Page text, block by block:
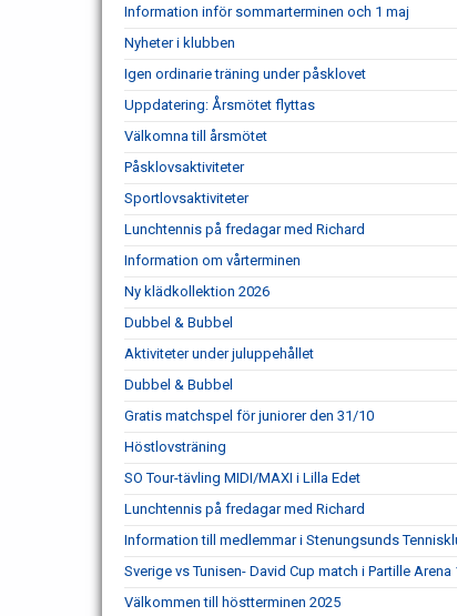
Information inför sommarterminen och 1 maj
Nyheter i klubben
Igen ordinarie träning under påsklovet
Uppdatering: Årsmötet flyttas
Välkomna till årsmötet
Påsklovsaktiviteter
Sportlovsaktiviteter
Lunchtennis på fredagar med Richard
Information om vårterminen
Ny klädkollektion 2026
Dubbel & Bubbel
Aktiviteter under juluppehållet
Dubbel & Bubbel
Gratis matchspel för juniorer den 31/10
Höstlovsträning
SO Tour-tävling MIDI/MAXI i Lilla Edet
Lunchtennis på fredagar med Richard
Information till medlemmar i Stenungsunds
Sverige vs Tunisen- David Cup match i Partille Arena
Välkommen till höstterminen 2025